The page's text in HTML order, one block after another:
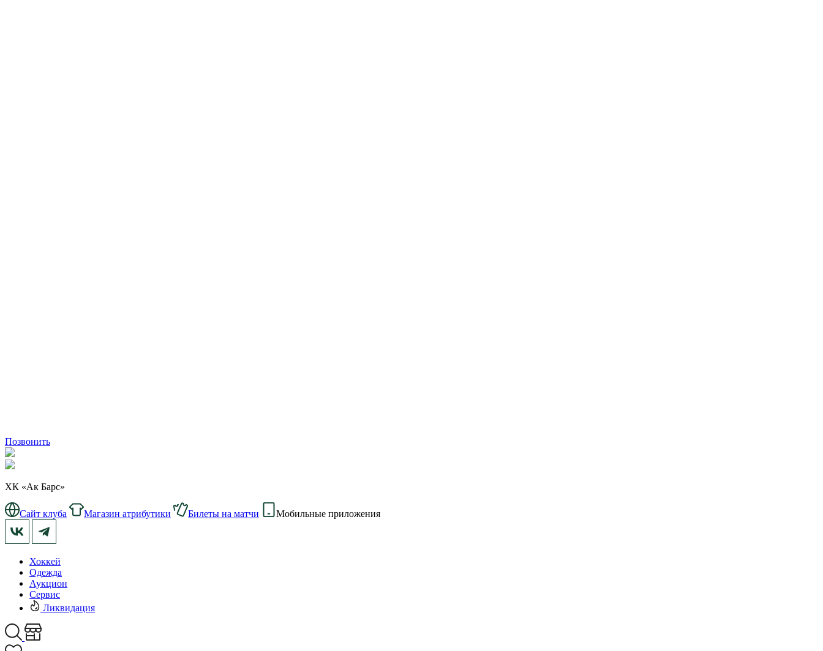
Позвонить
ХК «Ак Барс»
Сайт клуба Магазин атрибутики Билеты на матчи Мобильные приложения
Хоккей
Одежда
Аукцион
Сервис
Ликвидация